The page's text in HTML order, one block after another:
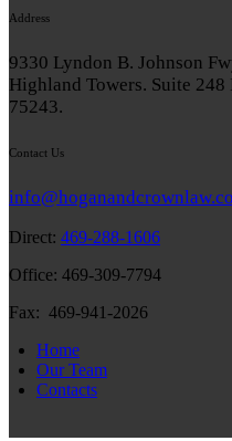
Address
9330 Lyndon B. Johnson
Highland Towers. Suite 248
75243.
Contact Us
Direct: 469-288-1606
Office: 469-309-7794
Fax: 469-941-2026
Home
Our Team
Contacts